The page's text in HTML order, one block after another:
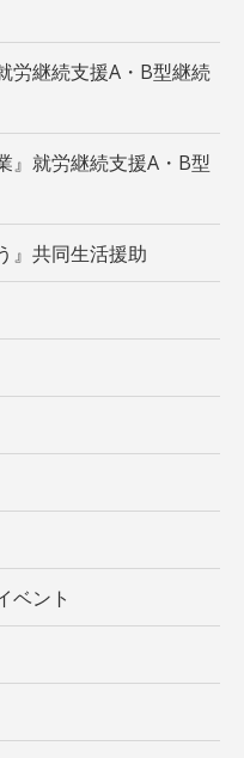
労継続支援A・B型継続
』就労継続支援A・B型
』共同生活援助
ベント